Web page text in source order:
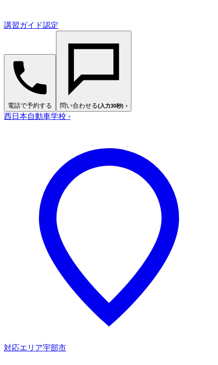
講習ガイド認定
電話で予約する 問い合わせる(入力30秒) ›
西日本自動車学校 ›
対応エリア宇部市